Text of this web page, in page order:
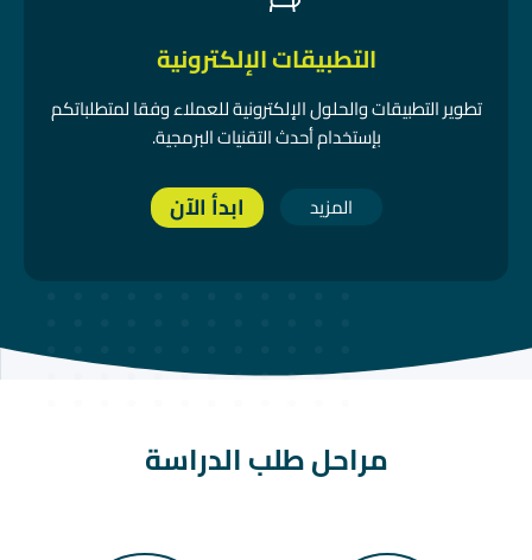
التطبيقات الإلكترونية
تطوير التطبيقات والحلول الإلكترونية للعملاء وفقا لمتطلباتكم
بإستخدام أحدث التقنيات البرمجية.
المزيد ابدأ الآن
مراحل طلب الدراسة